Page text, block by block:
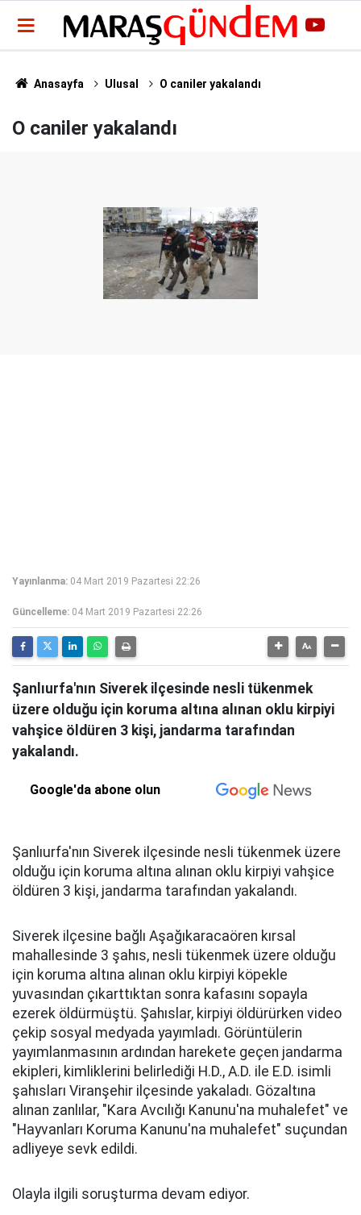
Anasayfa Ulusal O caniler yakalandı
O caniler yakalandı
Yayınlanma: 04 Mart 2019 Pazartesi 22:26
Güncelleme: 04 Mart 2019 Pazartesi 22:26
Şanlıurfa'nın Siverek ilçesinde nesli tükenmek
üzere olduğu için koruma altına alınan oklu kirpiyi
vahşice öldüren 3 kişi, jandarma tarafından
yakalandı.
Google'da abone olun
Şanlıurfa'nın Siverek ilçesinde nesli tükenmek üzere
olduğu için koruma altına alınan oklu kirpiyi vahşice
öldüren 3 kişi, jandarma tarafından yakalandı.
Siverek ilçesine bağlı Aşağıkaracaören kırsal
mahallesinde 3 şahıs, nesli tükenmek üzere olduğu
için koruma altına alınan oklu kirpiyi köpekle
yuvasından çıkarttıktan sonra kafasını sopayla
ezerek öldürmüştü. Şahıslar, kirpiyi öldürürken video
çekip sosyal medyada yayımladı. Görüntülerin
yayımlanmasının ardından harekete geçen jandarma
ekipleri, kimliklerini belirlediği H.D., A.D. ile E.D. isimli
şahısları Viranşehir ilçesinde yakaladı. Gözaltına
alınan zanlılar, "Kara Avcılığı Kanunu'na muhalefet" ve
"Hayvanları Koruma Kanunu'na muhalefet" suçundan
adliyeye sevk edildi.
Olayla ilgili soruşturma devam ediyor.